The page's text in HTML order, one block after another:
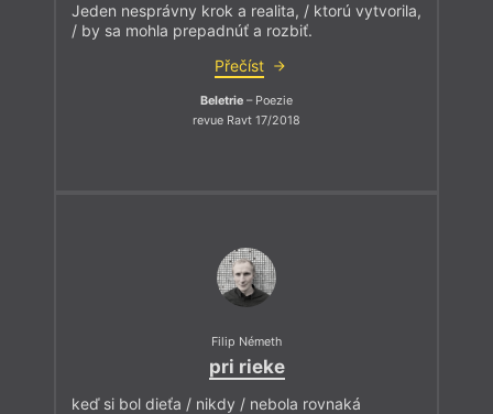
Jeden nesprávny krok a realita, / ktorú vytvorila,
/ by sa mohla prepadnúť a rozbiť.
Přečíst
Beletrie – Poezie
revue Ravt 17/2018
Filip Németh
pri rieke
keď si bol dieťa / nikdy / nebola rovnaká